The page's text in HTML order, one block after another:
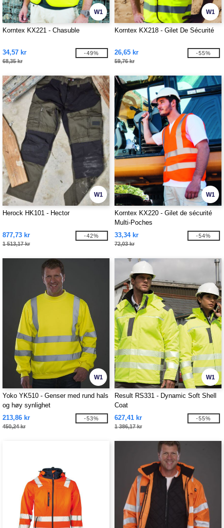
W1
Korntex KX221 - Chasuble
34,57 kr
68,35 kr
-49%
W1
Korntex KX218 - Gilet De Sécurité
26,65 kr
59,76 kr
-55%
W1
Herock HK101 - Hector
877,73 kr
1 513,17 kr
-42%
W1
Korntex KX220 - Gilet de sécurité
Multi-Poches
33,34 kr
72,03 kr
-54%
W1
Yoko YK510 - Genser med rund hals
og høy synlighet
213,86 kr
450,24 kr
-53%
W1
Result RS331 - Dynamic Soft Shell
Coat
627,41 kr
1 386,17 kr
-55%